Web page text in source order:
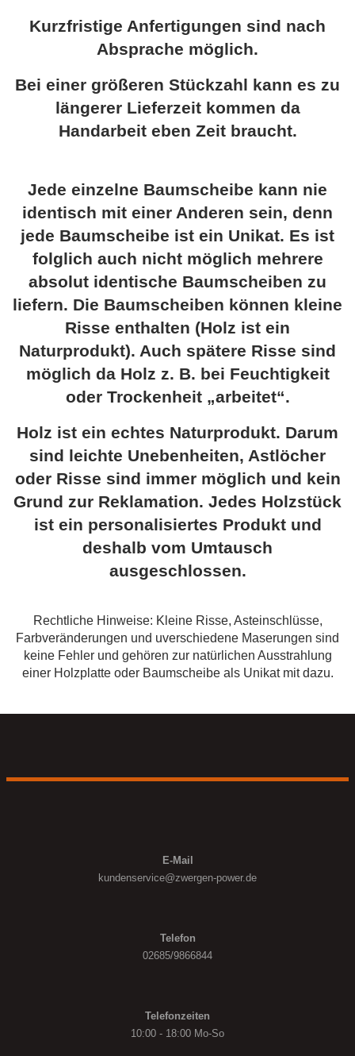
Kurzfristige Anfertigungen sind nach
Absprache möglich.
Bei einer größeren Stückzahl kann es zu
längerer Lieferzeit kommen da
Handarbeit eben Zeit braucht.
Jede einzelne Baumscheibe kann nie
identisch mit einer Anderen sein, denn
jede Baumscheibe ist ein Unikat. Es ist
folglich auch nicht möglich mehrere
absolut identische Baumscheiben zu
liefern. Die Baumscheiben können kleine
Risse enthalten (Holz ist ein
Naturprodukt). Auch spätere Risse sind
möglich da Holz z. B. bei Feuchtigkeit
oder Trockenheit „arbeitet“.
Holz ist ein echtes Naturprodukt. Darum
sind leichte Unebenheiten, Astlöcher
oder Risse sind immer möglich und kein
Grund zur Reklamation. Jedes Holzstück
ist ein personalisiertes Produkt und
deshalb vom Umtausch
ausgeschlossen.
Rechtliche Hinweise: Kleine Risse, Asteinschlüsse,
Farbveränderungen und uverschiedene Maserungen sind
keine Fehler und gehören zur natürlichen Ausstrahlung
einer Holzplatte oder Baumscheibe als Unikat mit dazu.
E-Mail
kundenservice@zwergen-power.de
Telefon
02685/9866844
Telefonzeiten
10:00 - 18:00 Mo-So